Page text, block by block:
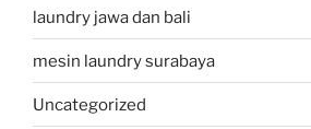
laundry jawa dan bali
mesin laundry surabaya
Uncategorized